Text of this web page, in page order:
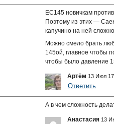
EC145 новичкам
Поэтому из этих —
капучино на ней
Можно смело брать
145ой, главное чтобы
чтобы было давление
Артём 13 Июл
Ответить
А в чем сложность
Анастасия 13